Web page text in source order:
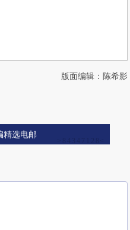
版面编辑：陈希影
精选电邮